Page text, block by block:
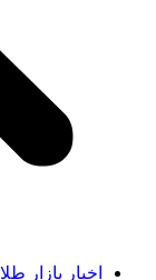
اخبار بازار